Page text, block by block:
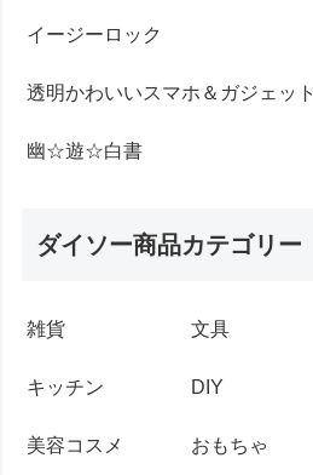
イージーロック
透明かわいいスマホ＆ガジェット
幽☆遊☆白書
ダイソー商品カテゴリー
雑貨 文具
キッチン DIY
美容コスメ おもちゃ